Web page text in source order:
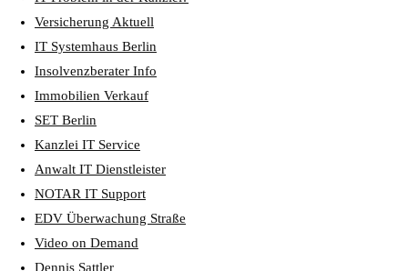
Versicherung Aktuell
IT Systemhaus Berlin
Insolvenzberater Info
Immobilien Verkauf
SET Berlin
Kanzlei IT Service
Anwalt IT Dienstleister
NOTAR IT Support
EDV Überwachung Straße
Video on Demand
Dennis Sattler